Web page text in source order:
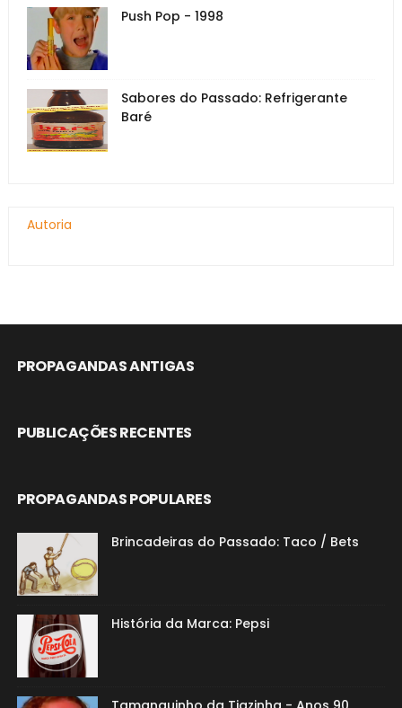
Push Pop - 1998
Sabores do Passado: Refrigerante
Baré
Autoria
PROPAGANDAS ANTIGAS
PUBLICAÇÕES RECENTES
PROPAGANDAS POPULARES
Brincadeiras do Passado: Taco / Bets
História da Marca: Pepsi